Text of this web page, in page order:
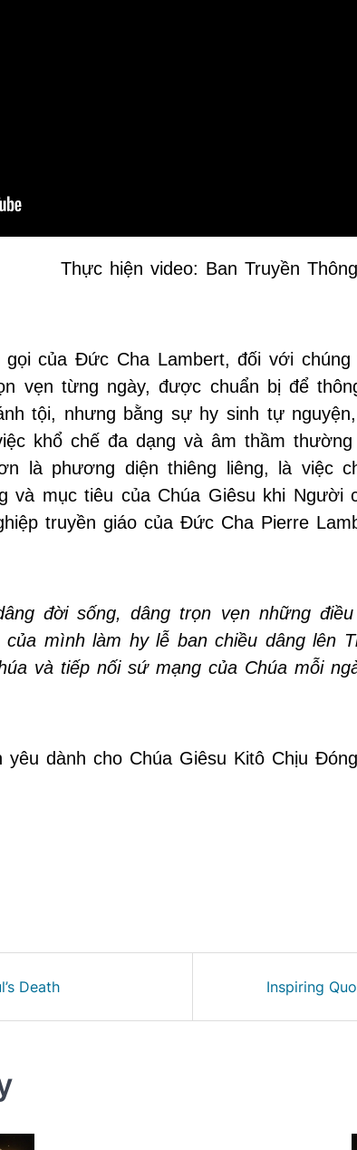
Thực hiện video: Ban Truyền
gọi của Đức Cha Lambert, đối với
vẹn từng ngày, được chuẩn bị để
tội, nhưng bằng sự hy sinh tự
khổ chế đa dạng và âm thầm
là phương diện thiêng liêng, là việc
và mục tiêu của Chúa Giêsu khi Người
truyền giáo của Đức Cha Pierre
đời sống, dâng trọn vẹn những
mình làm hy lễ ban chiều dâng lên
và tiếp nối sứ mạng của Chúa mỗi
dành cho Chúa Giêsu Kitô Chịu
Death Inspiring